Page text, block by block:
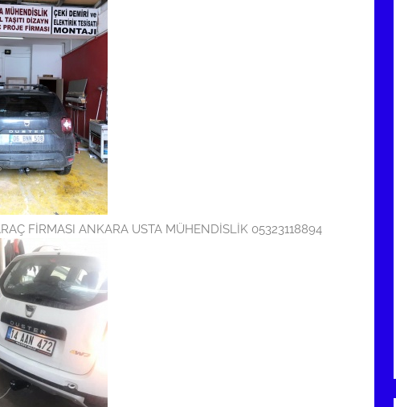
FİRMASI ANKARA USTA MÜHENDİSLİK 05323118894